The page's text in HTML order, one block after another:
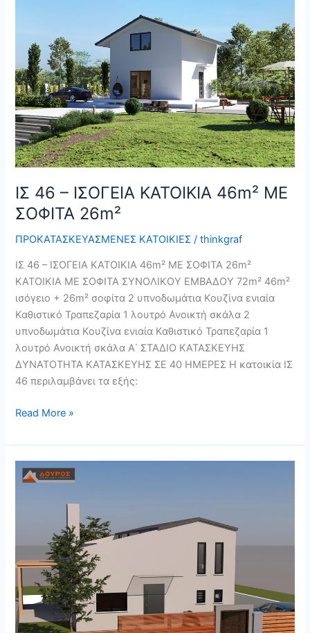
ΙΣ 46 – ΙΣΟΓΕΙΑ ΚΑΤΟΙΚΙΑ 46m² ΜΕ
ΣΟΦΙΤΑ 26m²
ΠΡΟΚΑΤΑΣΚΕΥΑΣΜΕΝΕΣ ΚΑΤΟΙΚΙΕΣ /thinkgraf
ΙΣ 46 – ΙΣΟΓΕΙΑ ΚΑΤΟΙΚΙΑ 46m² ΜΕ ΣΟΦΙΤΑ 26m²
ΚΑΤΟΙΚΙΑ ΜΕ ΣΟΦΙΤΑ ΣΥΝΟΛΙΚΟΥ ΕΜΒΑΔΟΥ 72m² 46m²
ισόγειο + 26m² σοφίτα 2 υπνοδωμάτια Κουζίνα ενιαία
Καθιστικό Τραπεζαρία 1 λουτρό Ανοικτή σκάλα 2
υπνοδωμάτια Κουζίνα ενιαία Καθιστικό Τραπεζαρία 1
λουτρό Ανοικτή σκάλα Α΄ ΣΤΑΔΙΟ ΚΑΤΑΣΚΕΥΗΣ
ΔΥΝΑΤΟΤΗΤΑ ΚΑΤΑΣΚΕΥΗΣ ΣΕ 40 ΗΜΕΡΕΣ Η κατοικία ΙΣ
46 περιλαμβάνει τα εξής:
ΚΑΤΟΙΚΙΑ
46m²
ΜΕ
ΣΟΦΙΤΑ
26m²
Read More »
ΙΣ
85
ΚΑΤΟΙΚΙΑ
ΜΕ
ΣΟΦΙΤΑ
40m²